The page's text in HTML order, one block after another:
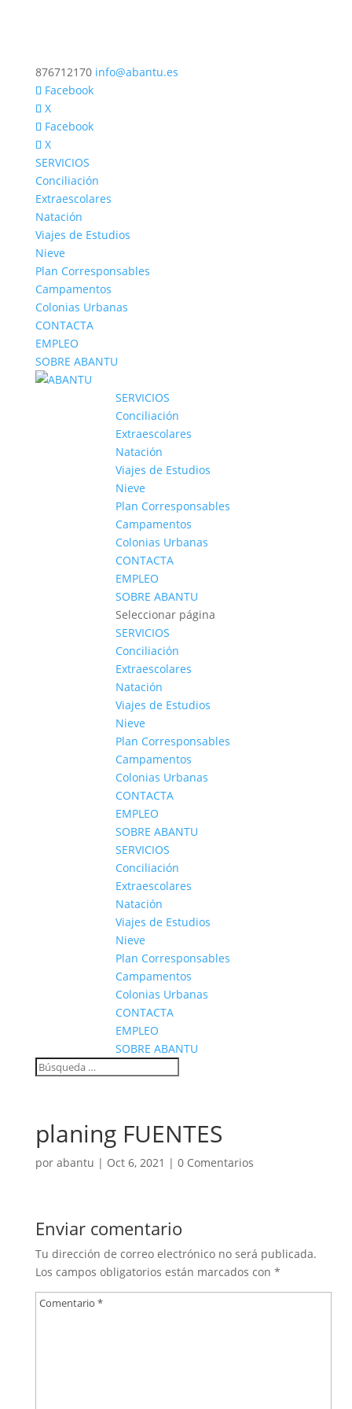
876712170 info@abantu.es
Facebook
X
Facebook
X
SERVICIOS
Conciliación
Extraescolares
Natación
Viajes de Estudios
Nieve
Plan Corresponsables
Campamentos
Colonias Urbanas
CONTACTA
EMPLEO
SOBRE ABANTU
SERVICIOS
Conciliación
Extraescolares
Natación
Viajes de Estudios
Nieve
Plan Corresponsables
Campamentos
Colonias Urbanas
CONTACTA
EMPLEO
SOBRE ABANTU
Seleccionar página
SERVICIOS
Conciliación
Extraescolares
Natación
Viajes de Estudios
Nieve
Plan Corresponsables
Campamentos
Colonias Urbanas
CONTACTA
EMPLEO
SOBRE ABANTU
SERVICIOS
Conciliación
Extraescolares
Natación
Viajes de Estudios
Nieve
Plan Corresponsables
Campamentos
Colonias Urbanas
CONTACTA
EMPLEO
SOBRE ABANTU
planing FUENTES
por abantu | Oct 6, 2021 | 0 Comentarios
Enviar comentario
Tu dirección de correo electrónico no será publicada.
Los campos obligatorios están marcados con *